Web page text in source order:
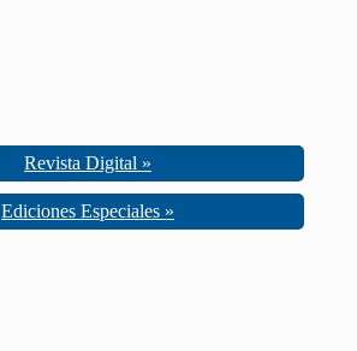
Revista Digital »
Ediciones Especiales »